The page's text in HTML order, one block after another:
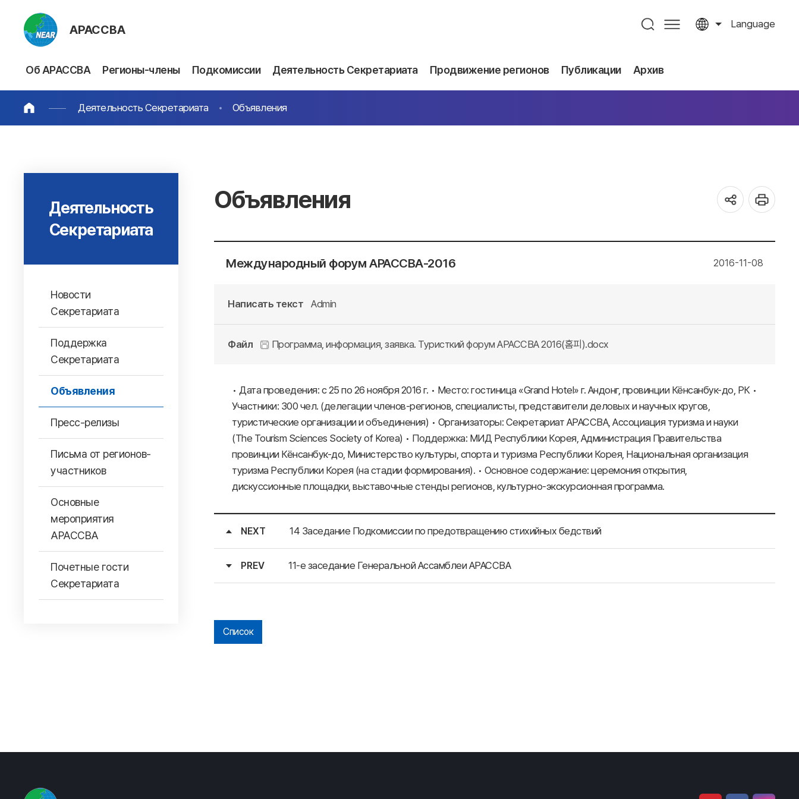
АРАССВА Language
Об АРАССВА Регионы-члены Подкомиссии Деятельность Секретариата Продвижение регионов Публикации Архив
Деятельность Секретариата Объявления
Деятельность
Секретариата
Новости
Секретариата
Поддержка
Секретариата
Объявления
Пресс-релизы
Письма от регионов-
участников
Основные
мероприятия
АРАССВА
Почетные гости
Секретариата
Объявления
Международный форум АРАССВА-2016 2016-11-08
Написать текст Admin
Файл Программа, информация, заявка. Туристкий форум АРАССВА 2016(홈피).docx
• Дата проведения: с 25 по 26 ноября 2016 г. • Место: гостиница «Grand Hotel» г. Андонг, провинции Кёнсанбук-до, РК •
Участники: 300 чел. (делегации членов-регионов, специалисты, представители деловых и научных кругов,
туристические организации и объединения) • Организаторы: Секретариат АРАССВА, Ассоциация туризма и науки
(The Tourism Sciences Society of Korea) • Поддержка: МИД Республики Корея, Администрация Правительства
провинции Кёнсанбук-до, Министерство культуры, спорта и туризма Республики Корея, Национальная организация
туризма Республики Корея (на стадии формирования). • Основное содержание: церемония открытия,
дискуссионные площадки, выставочные стенды регионов, культурно-экскурсионная программа.
NEXT 14 Заседание Подкомиссии по предотвращению стихийных бедствий
PREV 11-е заседание Генеральной Ассамблеи АРАССВА
Список